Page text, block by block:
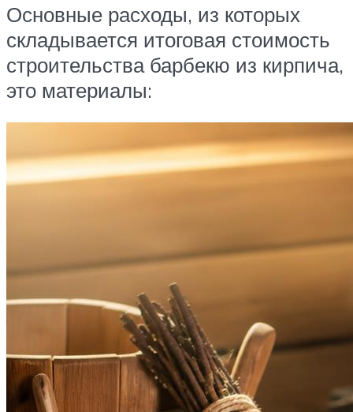
Основные расходы, из которых
складывается итоговая стоимость
строительства барбекю из кирпича,
это материалы: